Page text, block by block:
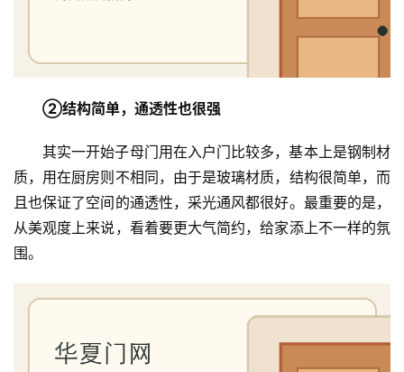
铸
铝
门
套
登录 注册
②结构简单，通透性也很强
其实一开始子母门用在入户门比较多，基本上是钢制材
质，用在厨房则不相同，由于是玻璃材质，结构很简单，而
且也保证了空间的通透性，采光通风都很好。最重要的是，
从美观度上来说，看着要更大气简约，给家添上不一样的氛
围。